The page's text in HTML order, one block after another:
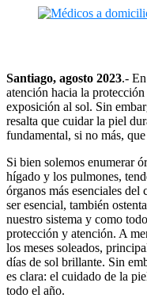
Santiago, agosto 2023.-
atención hacia la
exposición al sol. Sin
resalta que cuidar la piel
fundamental, si no más,
Si bien solemos enumerar
hígado y los pulmones,
órganos más esenciales del
ser esencial, también
nuestro sistema y como
protección y atención. A
los meses soleados,
días de sol brillante. Sin
es clara: el cuidado de la
todo el año.